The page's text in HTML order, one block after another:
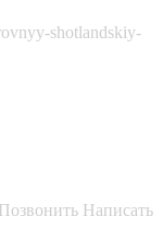
shotlandskiy-
Позвонить Написать